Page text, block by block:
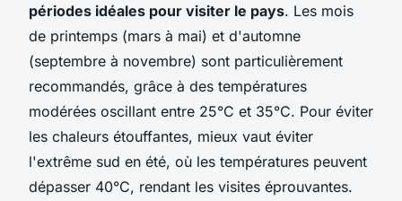
périodes idéales pour visiter le pays. Les mois
de printemps (mars à mai) et d'automne
(septembre à novembre) sont particulièrement
recommandés, grâce à des températures
modérées oscillant entre 25°C et 35°C. Pour éviter
les chaleurs étouffantes, mieux vaut éviter
l'extrême sud en été, où les températures peuvent
dépasser 40°C, rendant les visites éprouvantes.